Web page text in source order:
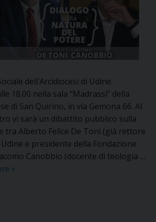
dell’Arcidiocesi di Udine.
18.00 nella sala “Madrassi” della
di San Quirino, in via Gemona 66. Al
vi sarà un dibattito pubblico sulla
tra Alberto Felice De Toni (già rettore
e presidente della Fondazione
Canobbio (docente di teologia …
De
»